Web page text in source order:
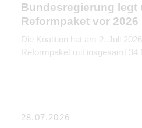
Bundesregierung legt
Reformpaket vor 2026
Die Koalition hat am 2. Juli
Reformpaket mit insgesamt 34
28.07.2026